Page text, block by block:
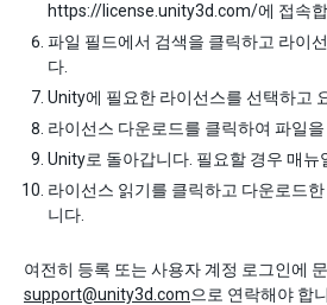
https://license.unity3d.com/에 접속합
파일 필드에서 검색을 클릭하고 라이
다.
Unity에 필요한 라이선스를 선택하고
라이선스 다운로드를 클릭하여 파일을
Unity로 돌아갑니다. 필요할 경우 매뉴
라이선스 읽기를 클릭하고 다운로드
니다.
여전히 등록 또는 사용자 계정 로그인에
support@unity3d.com으로 연락해야 합